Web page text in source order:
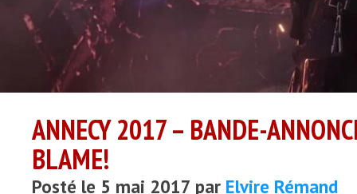
ANNECY 2017 – BANDE-
BLAME!
Posté le 5 mai 2017 par Elvire Rémand